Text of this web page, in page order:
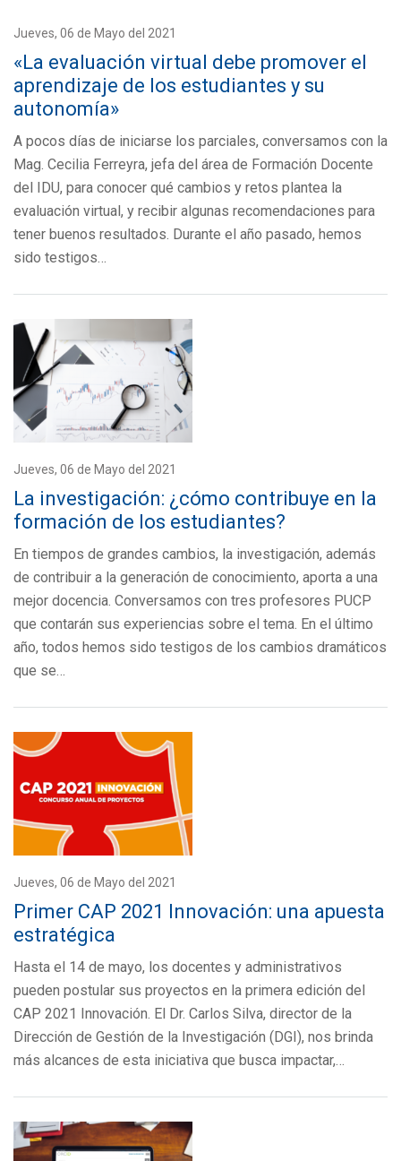
Jueves, 06 de Mayo del 2021
«La evaluación virtual debe promover el
aprendizaje de los estudiantes y su
autonomía»
A pocos días de iniciarse los parciales, conversamos con la
Mag. Cecilia Ferreyra, jefa del área de Formación Docente
del IDU, para conocer qué cambios y retos plantea la
evaluación virtual, y recibir algunas recomendaciones para
tener buenos resultados. Durante el año pasado, hemos
sido testigos…
Jueves, 06 de Mayo del 2021
La investigación: ¿cómo contribuye en la
formación de los estudiantes?
En tiempos de grandes cambios, la investigación, además
de contribuir a la generación de conocimiento, aporta a una
mejor docencia. Conversamos con tres profesores PUCP
que contarán sus experiencias sobre el tema. En el último
año, todos hemos sido testigos de los cambios dramáticos
que se…
Jueves, 06 de Mayo del 2021
Primer CAP 2021 Innovación: una apuesta
estratégica
Hasta el 14 de mayo, los docentes y administrativos
pueden postular sus proyectos en la primera edición del
CAP 2021 Innovación. El Dr. Carlos Silva, director de la
Dirección de Gestión de la Investigación (DGI), nos brinda
más alcances de esta iniciativa que busca impactar,…